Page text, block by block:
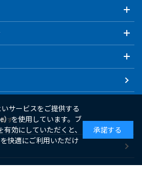
す
サービスをご提供する
を使用しています。ブ
効にしていただくと、
快適にご利用いただけ
承諾する